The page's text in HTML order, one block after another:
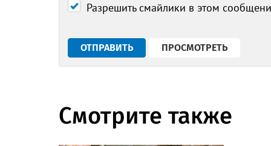
Разрешить смайлики в этом
Смотрите также